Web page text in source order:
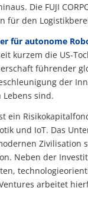
Die FUJI
für den
für autonome
kurzem die US-
führender
der
sind.
ein
und IoT. Das
Zivilisation
Neben der
arbeitet